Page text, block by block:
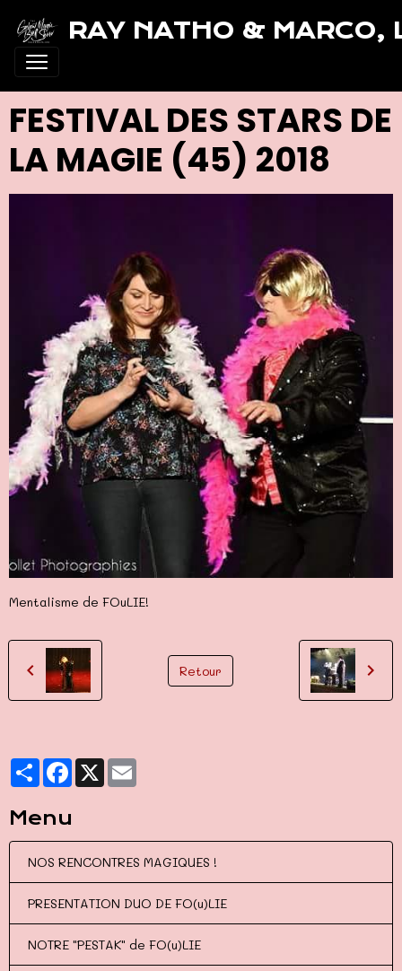
RAY NATHO & MARCO,
FESTIVAL DES STARS DE
LA MAGIE (45) 2018
Mentalisme de FOuLIE!
Retour
PartagerFacebook
X
Menu
NOS RENCONTRES MAGIQUES !
PRESENTATION DUO DE FO(u)LIE
NOTRE "PESTAK" de FO(u)LIE